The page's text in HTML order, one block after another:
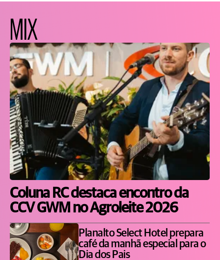
MIX
Coluna RC destaca encontro da
CCV GWM no Agroleite 2026
Planalto Select Hotel prepara
café da manhã especial para o
Dia dos Pais